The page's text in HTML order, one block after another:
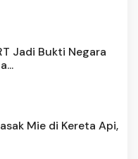
Jadi Bukti Negara
Mie di Kereta Api,